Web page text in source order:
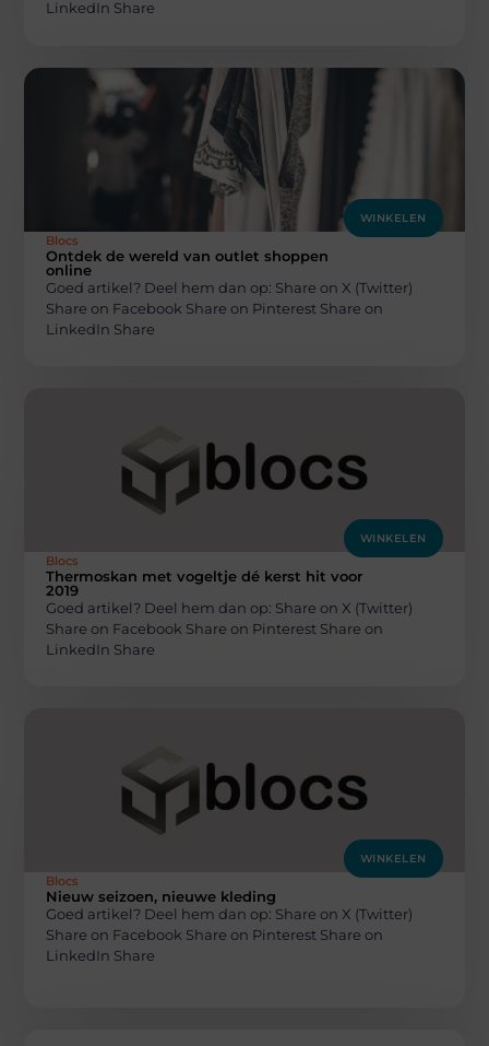
LinkedIn Share
WINKELEN
Blocs
Ontdek de wereld van outlet shoppen
online
Goed artikel? Deel hem dan op: Share on X (Twitter)
Share on Facebook Share on Pinterest Share on
LinkedIn Share
WINKELEN
Blocs
Thermoskan met vogeltje dé kerst hit voor
2019
Goed artikel? Deel hem dan op: Share on X (Twitter)
Share on Facebook Share on Pinterest Share on
LinkedIn Share
WINKELEN
Blocs
Nieuw seizoen, nieuwe kleding
Goed artikel? Deel hem dan op: Share on X (Twitter)
Share on Facebook Share on Pinterest Share on
LinkedIn Share